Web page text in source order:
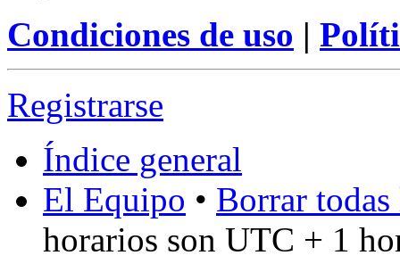
Condiciones de uso |
Registrarse
Índice general
El Equipo • Borrar
horarios son UTC + 1